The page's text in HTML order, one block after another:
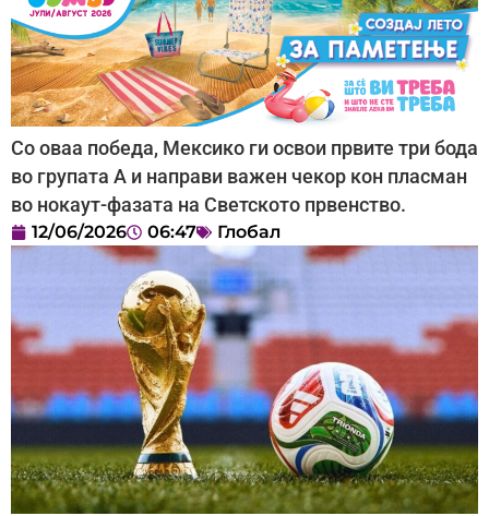
Со оваа победа, Мексико ги освои првите три бода
во групата А и направи важен чекор кон пласман
во нокаут-фазата на Светското првенство.
12/06/2026 06:47 Глобал